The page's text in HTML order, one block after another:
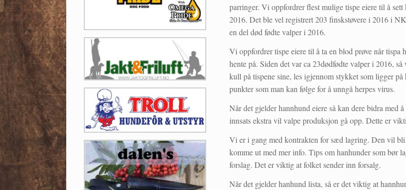
parringer. Vi oppfordrer flest mulige tispe eiere til å
2016. Det ble vel registrert 203 finskstøvere i 2016 i
en del død fødte valper i 2016.
Vi oppfordrer tispe eiere til å ta en blod prøve når
hente på. Siden det var ca 23dødfødte valper i 2016,
kull på tispene sine, les igjennom stykket som ligger
punkter som man kan følge for å unngå herpes virus.
Når det gjelder hannhund eiere så kan dere bidra med
innsats ekstra vil valpe produksjon gå opp. Dette er
Vi er i gang med kontrakten for sæd lagring. Den vil
komme ut med mer info. Tips om hanhunder som bør
forslag. Det er viktig at folket sender inn forsalg.
Når det gjelder hanhund lista, så er det viktig at